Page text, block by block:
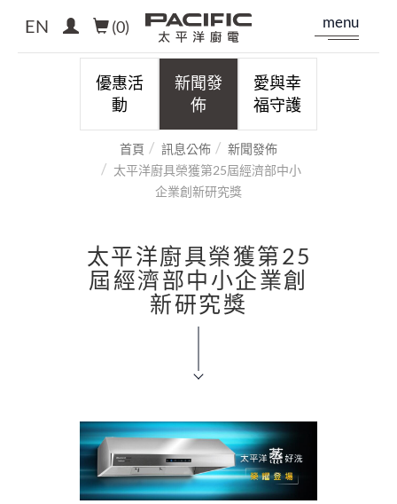
menu
(0)
EN
優惠活
動
新聞發
佈
愛與幸
福守護
首頁 訊息公佈
新聞發佈
太平洋廚具榮獲第25屆經濟部中小
企業創新研究獎
太平洋廚具榮獲第25
屆經濟部中小企業創
新研究獎